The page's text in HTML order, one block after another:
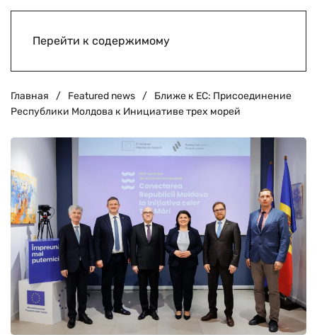
Перейти к содержимому
Главная Featured news
Ближе к ЕС: Присоединение
Республики Молдова к Инициативе трех морей